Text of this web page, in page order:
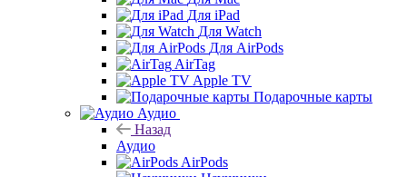
Для iPad
Для Watch
Для AirPods
AirTag
Apple TV
Подарочные карты
Аудио
Назад
Аудио
AirPods